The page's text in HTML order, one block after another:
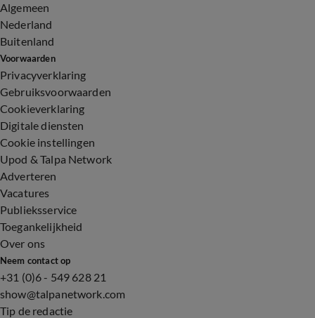
Algemeen
Nederland
Buitenland
Voorwaarden
Privacyverklaring
Gebruiksvoorwaarden
Cookieverklaring
Digitale diensten
Cookie instellingen
Upod & Talpa Network
Adverteren
Vacatures
Publieksservice
Toegankelijkheid
Over ons
Neem contact op
+31 (0)6 - 549 628 21
show@talpanetwork.com
Tip de redactie